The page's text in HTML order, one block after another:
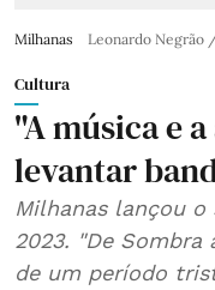
Milhanas Leonardo Negrão
Cultura
"A música e
levantar
Milhanas lançou
2023. "De Sombra
de um período